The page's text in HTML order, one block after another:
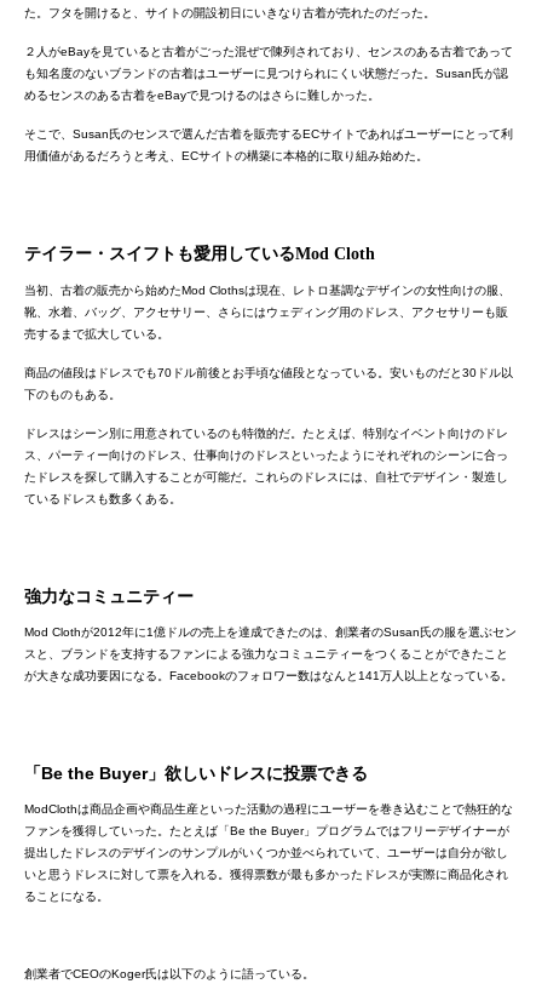
た。フタを開けると、サイトの開設初日にいきなり古着が売れたのだった。
２人がeBayを見ていると古着がごった混ぜで陳列されており、センスのある古着であって
も知名度のないブランドの古着はユーザーに見つけられにくい状態だった。Susan氏が認
めるセンスのある古着をeBayで見つけるのはさらに難しかった。
そこで、Susan氏のセンスで選んだ古着を販売するECサイトであればユーザーにとって利
用価値があるだろうと考え、ECサイトの構築に本格的に取り組み始めた。
テイラー・スイフトも愛用しているMod Cloth
当初、古着の販売から始めたMod Clothsは現在、レトロ基調なデザインの女性向けの服、
靴、水着、バッグ、アクセサリー、さらにはウェディング用のドレス、アクセサリーも販
売するまで拡大している。
商品の値段はドレスでも70ドル前後とお手頃な値段となっている。安いものだと30ドル以
下のものもある。
ドレスはシーン別に用意されているのも特徴的だ。たとえば、特別なイベント向けのドレ
ス、パーティー向けのドレス、仕事向けのドレスといったようにそれぞれのシーンに合っ
たドレスを探して購入することが可能だ。これらのドレスには、自社でデザイン・製造し
ているドレスも数多くある。
強力なコミュニティー
Mod Clothが2012年に1億ドルの売上を達成できたのは、創業者のSusan氏の服を選ぶセン
スと、ブランドを支持するファンによる強力なコミュニティーをつくることができたこと
が大きな成功要因になる。Facebookのフォロワー数はなんと141万人以上となっている。
「Be the Buyer」欲しいドレスに投票できる
ModClothは商品企画や商品生産といった活動の過程にユーザーを巻き込むことで熱狂的な
ファンを獲得していった。たとえば「Be the Buyer」プログラムではフリーデザイナーが
提出したドレスのデザインのサンプルがいくつか並べられていて、ユーザーは自分が欲し
いと思うドレスに対して票を入れる。獲得票数が最も多かったドレスが実際に商品化され
ることになる。
創業者でCEOのKoger氏は以下のように語っている。